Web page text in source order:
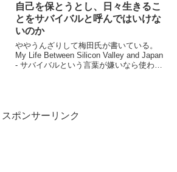
自己を保とうとし、日々生きるこ
とをサバイバルと呼んではいけな
いのか
ややうんざりして梅田氏が書いている。
My Life Between Silicon Valley and Japan
- サバイバルという言葉が嫌いなら使わな
スポンサーリンク